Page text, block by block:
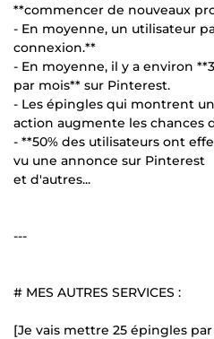
**commencer de nouveaux
- En moyenne, un utilisateur
connexion.**
- En moyenne, il y a environ
par mois** sur Pinterest.
- Les épingles qui montrent
action augmente les chances
- **50% des utilisateurs ont
vu une annonce sur Pinterest
et d'autres...
---
# MES AUTRES SERVICES :
[Je vais mettre 25 épingles